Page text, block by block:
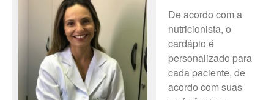
De acordo com a
nutricionista, o
cardápio é
personalizado para
cada paciente, de
acordo com suas